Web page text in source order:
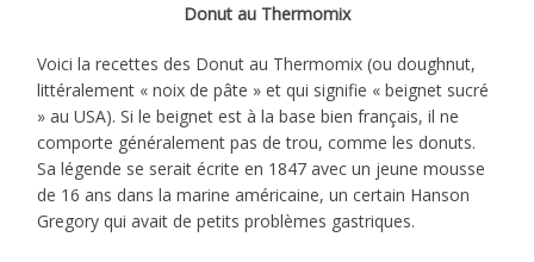
Donut au Thermomix
Voici la recettes des Donut au Thermomix (ou doughnut,
littéralement « noix de pâte » et qui signifie « beignet sucré
» au USA). Si le beignet est à la base bien français, il ne
comporte généralement pas de trou, comme les donuts.
Sa légende se serait écrite en 1847 avec un jeune mousse
de 16 ans dans la marine américaine, un certain Hanson
Gregory qui avait de petits problèmes gastriques.